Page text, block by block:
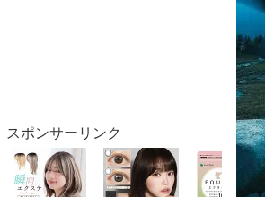
スポンサーリンク